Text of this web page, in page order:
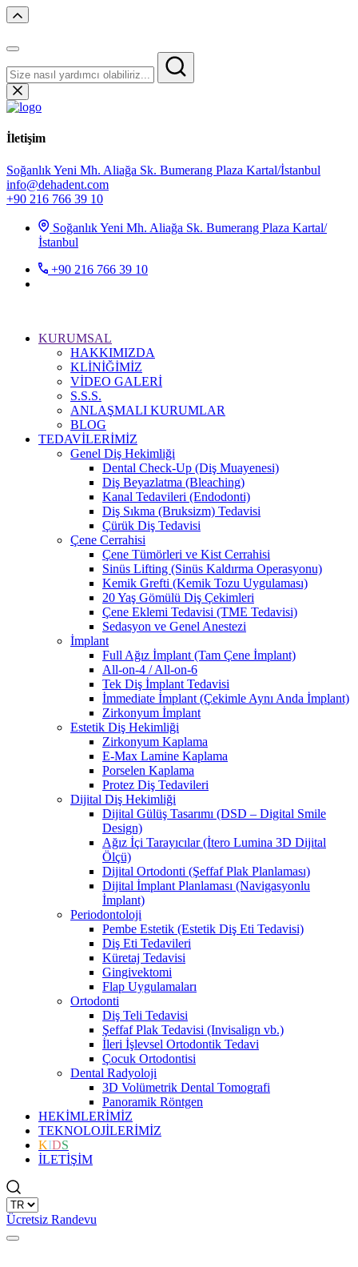
İletişim
Soğanlık Yeni Mh. Aliağa Sk. Bumerang Plaza Kartal/İstanbul
info@dehadent.com
+90 216 766 39 10
Soğanlık Yeni Mh. Aliağa Sk. Bumerang Plaza Kartal/
İstanbul
+90 216 766 39 10
KURUMSAL
HAKKIMIZDA
KLİNİĞİMİZ
VİDEO GALERİ
S.S.S.
ANLAŞMALI KURUMLAR
BLOG
TEDAVİLERİMİZ
Genel Diş Hekimliği
Dental Check-Up (Diş Muayenesi)
Diş Beyazlatma (Bleaching)
Kanal Tedavileri (Endodonti)
Diş Sıkma (Bruksizm) Tedavisi
Çürük Diş Tedavisi
Çene Cerrahisi
Çene Tümörleri ve Kist Cerrahisi
Sinüs Lifting (Sinüs Kaldırma Operasyonu)
Kemik Grefti (Kemik Tozu Uygulaması)
20 Yaş Gömülü Diş Çekimleri
Çene Eklemi Tedavisi (TME Tedavisi)
Sedasyon ve Genel Anestezi
İmplant
Full Ağız İmplant (Tam Çene İmplant)
All-on-4 / All-on-6
Tek Diş İmplant Tedavisi
İmmediate İmplant (Çekimle Aynı Anda İmplant)
Zirkonyum İmplant
Estetik Diş Hekimliği
Zirkonyum Kaplama
E-Max Lamine Kaplama
Porselen Kaplama
Protez Diş Tedavileri
Dijital Diş Hekimliği
Dijital Gülüş Tasarımı (DSD – Digital Smile
Design)
Ağız İçi Tarayıcılar (İtero Lumina 3D Dijital
Ölçü)
Dijital Ortodonti (Şeffaf Plak Planlaması)
Dijital İmplant Planlaması (Navigasyonlu
İmplant)
Periodontoloji
Pembe Estetik (Estetik Diş Eti Tedavisi)
Diş Eti Tedavileri
Küretaj Tedavisi
Gingivektomi
Flap Uygulamaları
Ortodonti
Diş Teli Tedavisi
Şeffaf Plak Tedavisi (Invisalign vb.)
İleri İşlevsel Ortodontik Tedavi
Çocuk Ortodontisi
Dental Radyoloji
3D Volümetrik Dental Tomografi
Panoramik Röntgen
HEKİMLERİMİZ
TEKNOLOJİLERİMİZ
KIDS
İLETİŞİM
Ücretsiz Randevu